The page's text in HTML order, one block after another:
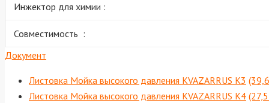
Инжектор для химии :
Совместимость :
Документ
Листовка Мойка высокого давления KVAZARRUS K3
Листовка Мойка высокого давления KVAZARRUS K4